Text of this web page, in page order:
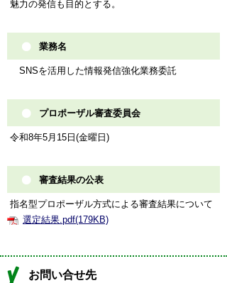
魅力の発信も目的とする。
業務名
SNSを活用した情報発信強化業務委託
プロポーザル審査委員会
令和8年5月15日(金曜日)
審査結果の公表
指名型プロポーザル方式による審査結果について
選定結果.pdf(179KB)
お問い合せ先